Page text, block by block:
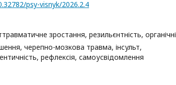
psy-visnyk/2026.2.4
зростання, резильєнтність, органічні
черепно-мозкова травма, інсульт,
рефлексія, самоусвідомлення